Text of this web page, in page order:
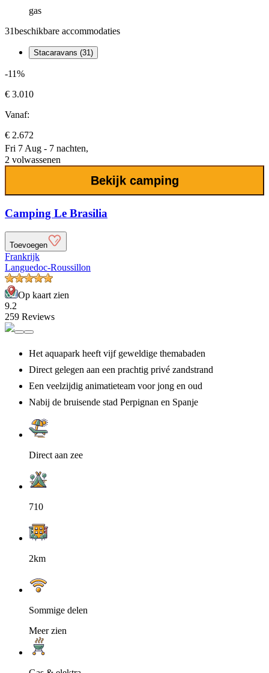
gas
31beschikbare accommodaties
Stacaravans (31)
-11%
€ 3.010
Vanaf:
€ 2.672
Fri 7 Aug - 7 nachten,
2 volwassenen
Bekijk camping
Camping Le Brasilia
Toevoegen
Frankrijk
Languedoc-Roussillon
Op kaart zien
9.2
259 Reviews
Het aquapark heeft vijf geweldige themabaden
Direct gelegen aan een prachtig privé zandstrand
Een veelzijdig animatieteam voor jong en oud
Nabij de bruisende stad Perpignan en Spanje
Direct aan zee
710
2km
Sommige delen
Meer zien